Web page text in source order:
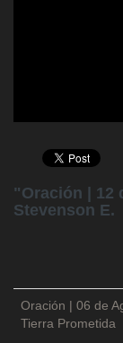
"Oración | 12
Stevenson E.
Oración | 06 de
Tierra Prometida